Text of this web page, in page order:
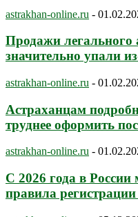
astrakhan-online.ru -
Продажи легального
значительно упали
astrakhan-online.ru -
Астраханцам
труднее оформить
astrakhan-online.ru -
С 2026 года в России
правила